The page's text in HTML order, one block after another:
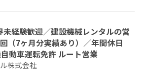
未経験歓迎／建設機械レンタルの営
（7ヶ月分実績あり）／年間休日
動車運転免許 ルート営業
株式会社